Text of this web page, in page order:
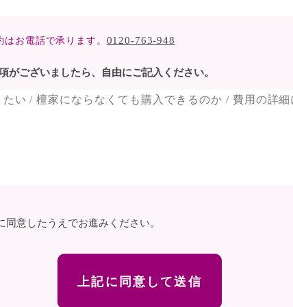
お電話で承ります。 0120-763-948
がございましたら、自由にご記入ください。
同意したうえでお進みください。